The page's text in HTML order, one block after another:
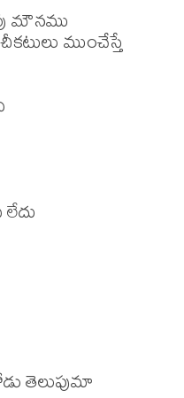
మౌనము
ముంచేస్తే
తెలుపుమా